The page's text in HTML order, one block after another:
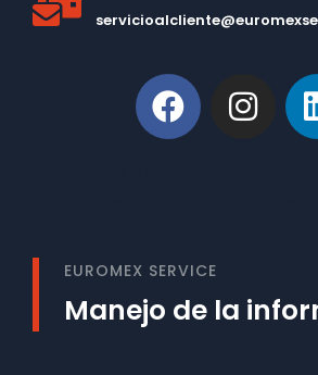
EUROMEX SERVICE
Manejo de la